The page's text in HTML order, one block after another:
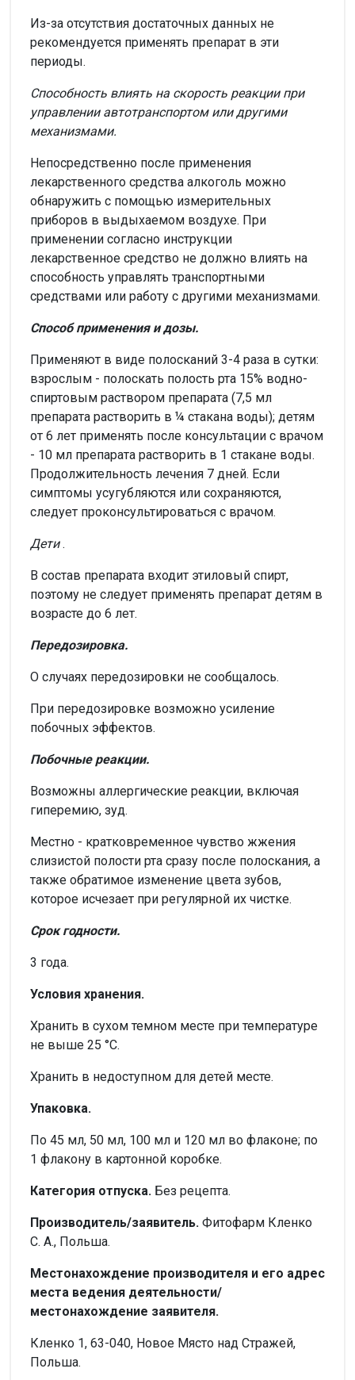
Из-за отсутствия достаточных данных не
рекомендуется применять препарат в эти
периоды.
Способность влиять на скорость реакции при
управлении автотранспортом или другими
механизмами.
Непосредственно после применения
лекарственного средства алкоголь можно
обнаружить с помощью измерительных
приборов в выдыхаемом воздухе. При
применении согласно инструкции
лекарственное средство не должно влиять на
способность управлять транспортными
средствами или работу с другими механизмами.
Способ применения и дозы.
Применяют в виде полосканий 3-4 раза в сутки:
взрослым - полоскать полость рта 15% водно-
спиртовым раствором препарата (7,5 мл
препарата растворить в ¼ стакана воды); детям
от 6 лет применять после консультации с врачом
- 10 мл препарата растворить в 1 стакане воды.
Продолжительность лечения 7 дней. Если
симптомы усугубляются или сохраняются,
следует проконсультироваться с врачом.
Дети.
В состав препарата входит этиловый спирт,
поэтому не следует применять препарат детям в
возрасте до 6 лет.
Передозировка.
О случаях передозировки не сообщалось.
При передозировке возможно усиление
побочных эффектов.
Побочные реакции.
Возможны аллергические реакции, включая
гиперемию, зуд.
Местно - кратковременное чувство жжения
слизистой полости рта сразу после полоскания, а
также обратимое изменение цвета зубов,
которое исчезает при регулярной их чистке.
Срок годности.
3 года.
Условия хранения.
Хранить в сухом темном месте при температуре
не выше 25 °С.
Хранить в недоступном для детей месте.
Упаковка.
По 45 мл, 50 мл, 100 мл и 120 мл во флаконе; по
1 флакону в картонной коробке.
Категория отпуска. Без рецепта.
Производитель/заявитель. Фитофарм Кленко
С. А., Польша.
Местонахождение производителя и его адрес
места ведения деятельности/
местонахождение заявителя.
Кленко 1, 63-040, Новое Място над Стражей,
Польша.